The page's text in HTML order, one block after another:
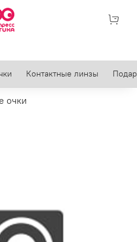
Контактные линзы
очки